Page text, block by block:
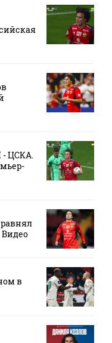
- ЦСКА.
Видео
в